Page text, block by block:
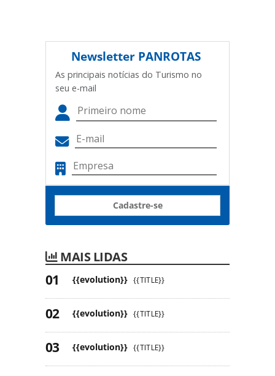
Newsletter PANROTAS
As principais notícias do Turismo no
seu e-mail
Cadastre-se
MAIS LIDAS
{{evolution}} {{TITLE}}
{{evolution}} {{TITLE}}
{{evolution}} {{TITLE}}